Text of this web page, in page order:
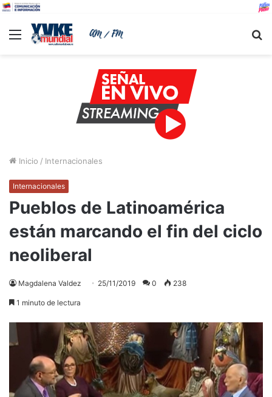
Menu
Inicio / Internacionales
Internacionales
Pueblos de Latinoamérica
están marcando el fin del ciclo
neoliberal
Magdalena Valdez 25/11/2019 0 238
1 minuto de lectura